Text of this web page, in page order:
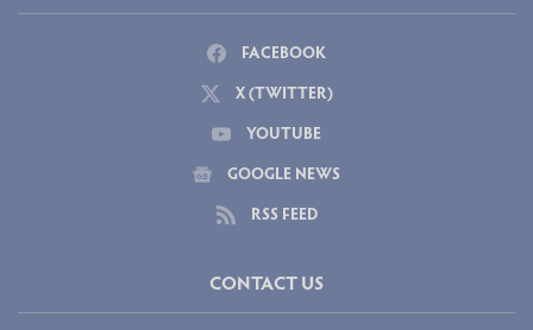
FACEBOOK
X (TWITTER)
YOUTUBE
GOOGLE NEWS
RSS FEED
CONTACT US